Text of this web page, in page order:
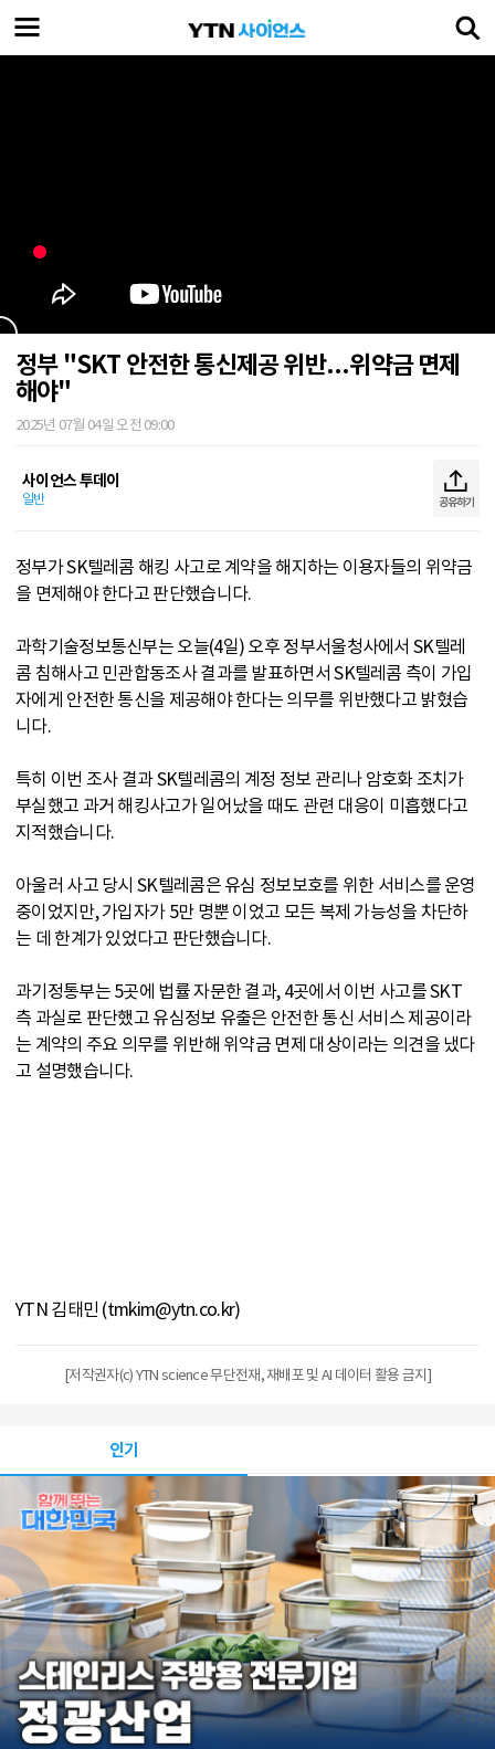
정부 "SKT 안전한 통신제공 위반...위약금 면제
해야"
2025년 07월 04일 오전 09:00
사이언스 투데이
일반 공유하기
정부가 SK텔레콤 해킹 사고로 계약을 해지하는 이용자들의 위약금
을 면제해야 한다고 판단했습니다.
과학기술정보통신부는 오늘(4일) 오후 정부서울청사에서 SK텔레
콤 침해사고 민관합동조사 결과를 발표하면서 SK텔레콤 측이 가입
자에게 안전한 통신을 제공해야 한다는 의무를 위반했다고 밝혔습
니다.
특히 이번 조사 결과 SK텔레콤의 계정 정보 관리나 암호화 조치가
부실했고 과거 해킹사고가 일어났을 때도 관련 대응이 미흡했다고
지적했습니다.
아울러 사고 당시 SK텔레콤은 유심 정보보호를 위한 서비스를 운영
중이었지만, 가입자가 5만 명뿐 이었고 모든 복제 가능성을 차단하
는 데 한계가 있었다고 판단했습니다.
과기정통부는 5곳에 법률 자문한 결과, 4곳에서 이번 사고를 SKT
측 과실로 판단했고 유심정보 유출은 안전한 통신 서비스 제공이라
는 계약의 주요 의무를 위반해 위약금 면제 대상이라는 의견을 냈다
고 설명했습니다.
YTN 김태민 (tmkim@ytn.co.kr)
[저작권자(c) YTN science 무단전재, 재배포 및 AI 데이터 활용 금지]
인기